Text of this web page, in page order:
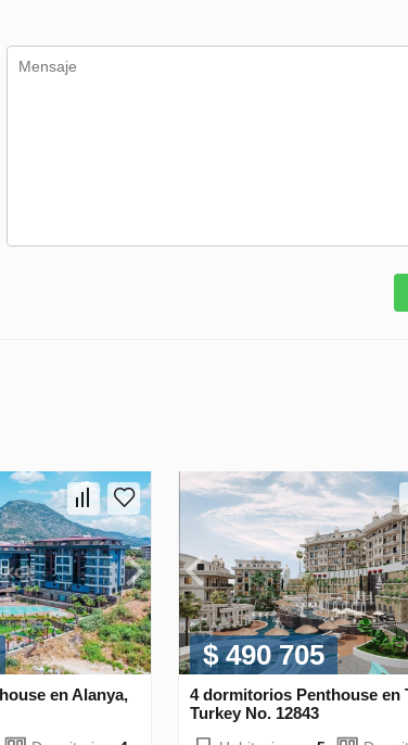
en Alanya,
$ 490 705
4 dormitorios Penthouse en
Turkey No. 12843